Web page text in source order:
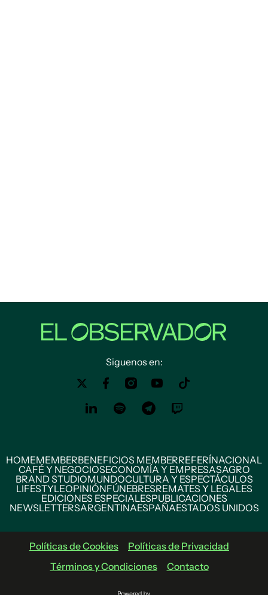
Siguenos en:
HOMEMEMBERBENEFICIOS MEMBERREFERÍNACIONAL
CAFÉ Y NEGOCIOSECONOMÍA Y EMPRESASAGRO
BRAND STUDIOMUNDOCULTURA Y ESPECTÁCULOS
LIFESTYLEOPINIÓNFÚNEBRESREMATES Y LEGALES
EDICIONES ESPECIALESPUBLICACIONES
NEWSLETTERSARGENTINAESPAÑAESTADOS UNIDOS
Políticas de Cookies
Políticas de Privacidad
Términos y Condiciones
Contacto